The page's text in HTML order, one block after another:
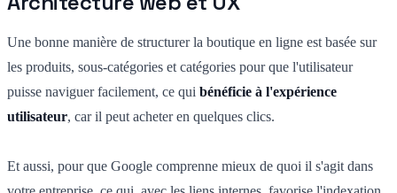
Une bonne manière de structurer la boutique en ligne est basée sur
les produits, sous-catégories et catégories pour que l'utilisateur
puisse naviguer facilement, ce qui bénéficie à l'expérience
utilisateur, car il peut acheter en quelques clics.
Et aussi, pour que Google comprenne mieux de quoi il s'agit dans